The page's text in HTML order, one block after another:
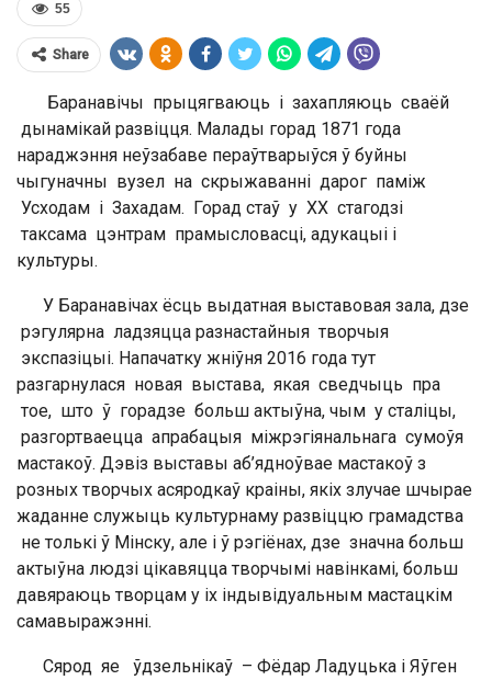
55
Share
Баранавічы прыцягваюць і захапляюць сваёй
дынамікай развіцця. Малады горад 1871 года
нараджэння неўзабаве пераўтварыўся ў буйны
чыгуначны вузел на скрыжаванні дарог паміж
Усходам і Захадам. Горад стаў у ХХ стагодзі
таксама цэнтрам прамысловасці, адукацыі і
культуры.
У Баранавічах ёсць выдатная выставовая зала, дзе
рэгулярна ладзяцца разнастайныя творчыя
экспазіцыі. Напачатку жніўня 2016 года тут
разгарнулася новая выстава, якая сведчыць пра
тое, што ў горадзе больш актыўна, чым у сталіцы,
разгортваецца апрабацыя міжрэгіянальнага сумоўя
мастакоў. Дэвіз выставы аб’ядноўвае мастакоў з
розных творчых асяродкаў краіны, якіх злучае шчырае
жаданне служыць культурнаму развіццю грамадства
не толькі ў Мінску, але і ў рэгіёнах, дзе значна больш
актыўна людзі цікавяцца творчымі навінкамі, больш
давяраюць творцам у іх індывідуальным мастацкім
самавыражэнні.
Сярод яе ўдзельнікаў – Фёдар Ладуцька і Яўген